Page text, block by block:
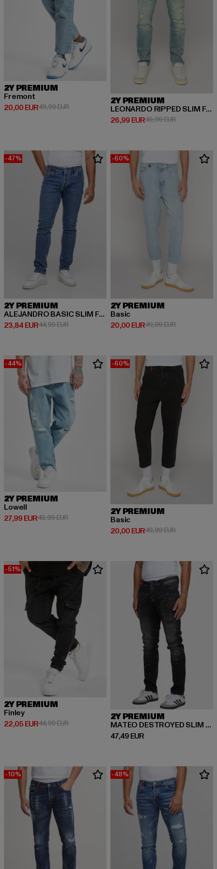
2Y PREMIUM
Fremont
20,00 EUR
Derzeitiger Preis: 20,00 EUR
49,99 EURAktionspreis: 49,99 EUR
2Y PREMIUM
LEONARDO RIPPED SLIM FIT JEANS
26,99 EUR
Derzeitiger Preis: 26,99 EUR
49,99 EURAktionspreis:
-47%
2Y PREMIUM
ALEJANDRO BASIC SLIM FIT JEANS
23,84 EUR
Derzeitiger Preis: 23,84 EUR
44,99 EURAktionspreis: 44,99 EUR
-60%
2Y PREMIUM
Basic
20,00 EUR
Derzeitiger Preis: 20,00 EUR
49,99 EURAktionspreis:
-44%
2Y PREMIUM
Lowell
27,99 EUR
Derzeitiger Preis: 27,99 EUR
49,99 EURAktionspreis: 49,99 EUR
-60%
2Y PREMIUM
Basic
20,00 EUR
Derzeitiger Preis: 20,00 EUR
49,99 EURAktionspreis:
-51%
2Y PREMIUM
Finley
22,05 EUR
Derzeitiger Preis: 22,05 EUR
44,99 EURAktionspreis: 44,99 EUR
2Y PREMIUM
MATEO DESTROYED SLIM FIT JEANS
47,49 EUR
Derzeitiger Preis: 47,49 EUR
-10% -48%